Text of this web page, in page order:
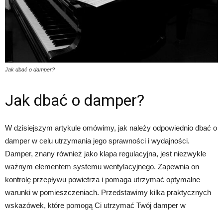
Jak dbać o damper?
Jak dbać o damper?
W dzisiejszym artykule omówimy, jak należy odpowiednio dbać o
damper w celu utrzymania jego sprawności i wydajności.
Damper, znany również jako klapa regulacyjna, jest niezwykle
ważnym elementem systemu wentylacyjnego. Zapewnia on
kontrolę przepływu powietrza i pomaga utrzymać optymalne
warunki w pomieszczeniach. Przedstawimy kilka praktycznych
wskazówek, które pomogą Ci utrzymać Twój damper w